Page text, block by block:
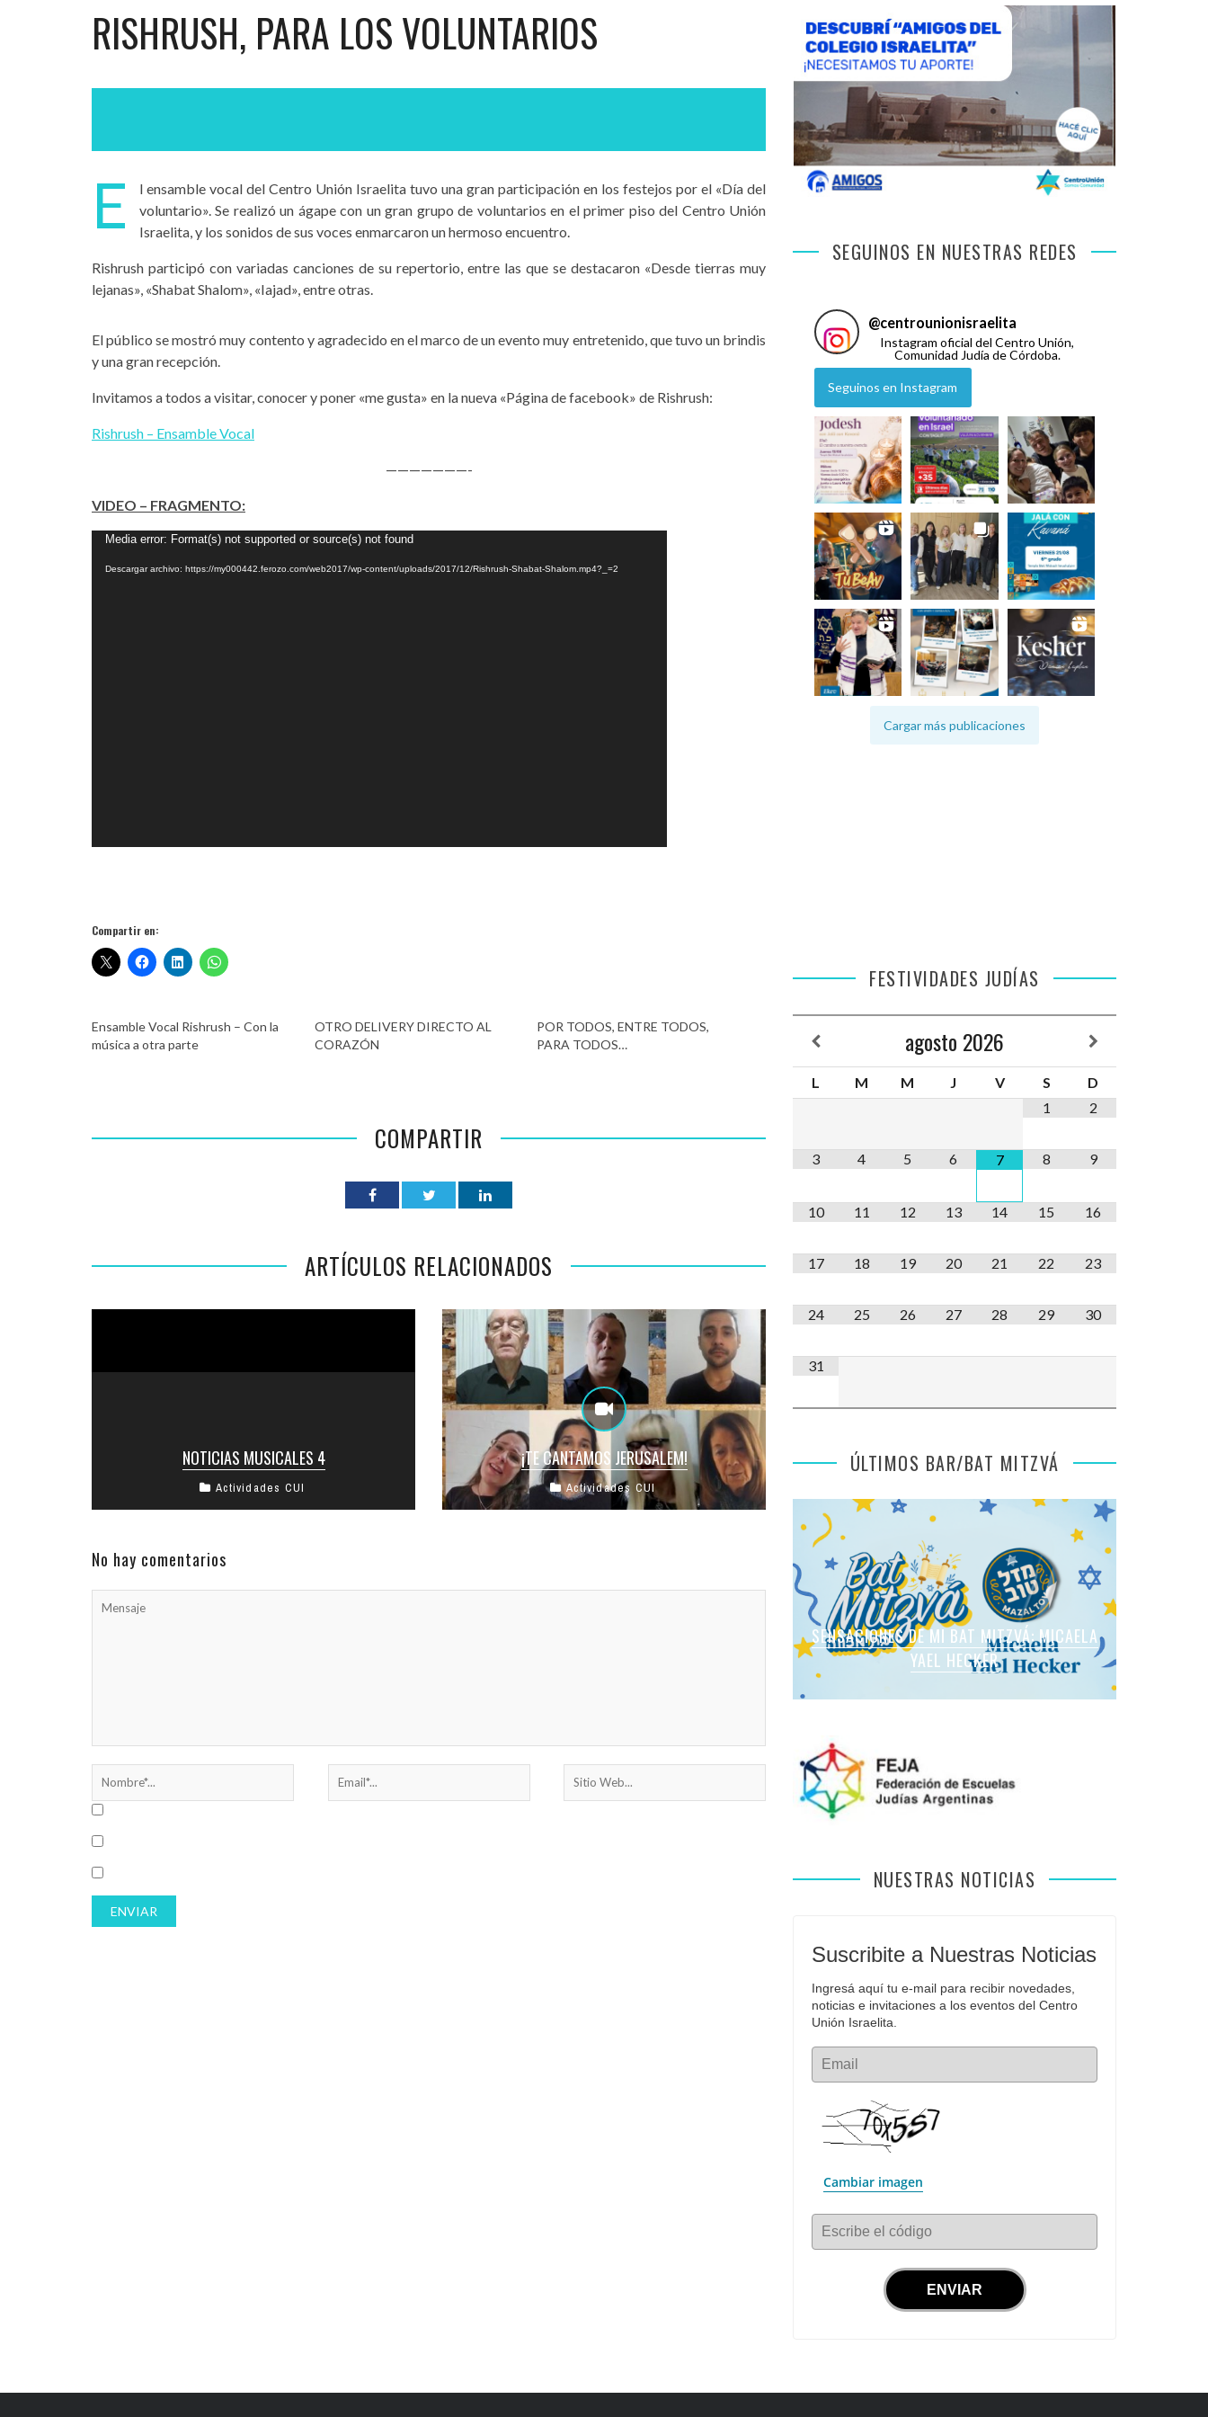
RISHRUSH, PARA LOS VOLUNTARIOS
E
l ensamble vocal del Centro Unión Israelita tuvo una gran participación en los festejos por el «Día del
voluntario». Se realizó un ágape con un gran grupo de voluntarios en el primer piso del Centro Unión
Israelita, y los sonidos de sus voces enmarcaron un hermoso encuentro.
Rishrush participó con variadas canciones de su repertorio, entre las que se destacaron «Desde tierras muy
lejanas», «Shabat Shalom», «Iajad», entre otras.
El público se mostró muy contento y agradecido en el marco de un evento muy entretenido, que tuvo un brindis
y una gran recepción.
Invitamos a todos a visitar, conocer y poner «me gusta» en la nueva «Página de facebook» de Rishrush:
Rishrush – Ensamble Vocal
———————-
VIDEO – FRAGMENTO:
Reproductor
de
Media error: Format(s) not supported or source(s) not found
Descargar archivo: https://my000442.ferozo.com/web2017/wp-content/uploads/2017/12/Rishrush-Shabat-Shalom.mp4?_=2
Compartir en:
Ensamble Vocal Rishrush – Con la
música a otra parte
OTRO DELIVERY DIRECTO AL
CORAZÓN
POR TODOS, ENTRE TODOS,
PARA TODOS…
COMPARTIR
ARTÍCULOS RELACIONADOS
NOTICIAS MUSICALES 4
UNA CANCIÓN PARA ISRAEL Nuestra kehilá
cuenta con un equipo artístico sobresaliente.
directores ...
Actividades CUI
¡TE CANTAMOS JERUSALEM!
¡Lo prometido! Nuestro coro Shir Hashirim
comparte con toda la comunidad este homenaje
Actividades CUI
No hay comentarios
SEGUINOS EN NUESTRAS REDES
@centrounionisraelita
Instagram oficial del Centro Unión,
Comunidad Judía de Córdoba.
Seguinos en Instagram
Cargar más publicaciones
FESTIVIDADES JUDÍAS
agosto 2026
L M M J V S
D
1
2
3 4 5 6 7 8 9
10 11 12 13 14 15 16
17 18 19 20 21 22 23
24 25 26 27 28 29 30
31
ÚLTIMOS BAR/BAT MITZVÁ
SENSACIONES DE MI BAT MITZVÁ: MICAELA
YAEL HECKER
SENSACIONES DE MI BAT MITZVÁ: MARTINA
SOL LEVY
SENSACIONES DE MI BAT MITZVÁ: MICAELA
ROMANO APFELBAUM
SENSACIONES DE MI BAT MITZVÁ: VIOLETA
LIEBMAN
SENSACIONES EN MI BAR MITZVÁ: VITALI
GUIDA
NUESTRAS NOTICIAS
Suscribite a Nuestras Noticias
Ingresá aquí tu e-mail para recibir novedades,
noticias e invitaciones a los eventos del Centro
Unión Israelita.
Email
Cambiar imagen
Escribe el código